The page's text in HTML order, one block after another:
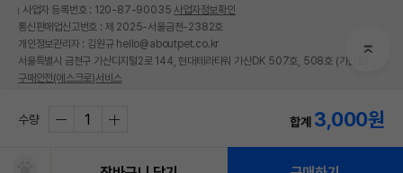
상품 필수 정보
품명 및 모델명 펫모닝 라텍스 골프공 PMC-101
법에 의한 인증,허가 등을
경우 그에 대한 사항
수량 합계 3,000원
사업자 등록번호 : 120-87-90035 사업자정보확인
통신판매업신고번호 : 제 2025-서울금천-2382호
개인정보관리자 : 김원규 hello@aboutpet.co.kr
서울특별시 금천구 가산디지털2로 144, 현대테라타워 가산DK 507호, 508호 (가산동)
구매안전(에스크로)서비스